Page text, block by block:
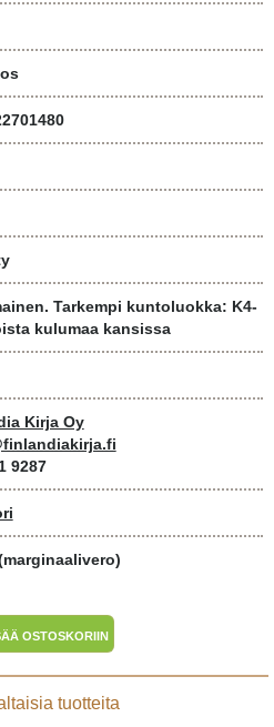
Tarkempi kuntoluokka: K4-
kulumaa kansissa
Kirja Oy
9287
OSTOSKORIIN
tuotteita